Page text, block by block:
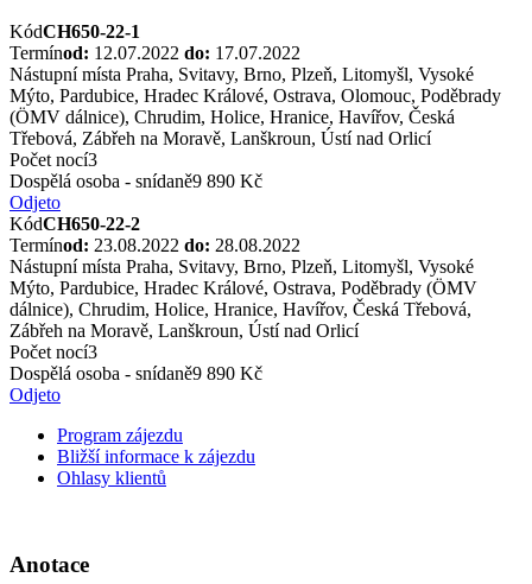
KódCH650-22-1
Termínod: 12.07.2022 do: 17.07.2022
Nástupní místa Praha, Svitavy, Brno, Plzeň, Litomyšl, Vysoké
Mýto, Pardubice, Hradec Králové, Ostrava, Olomouc, Poděbrady
(ÖMV dálnice), Chrudim, Holice, Hranice, Havířov, Česká
Třebová, Zábřeh na Moravě, Lanškroun, Ústí nad Orlicí
Počet nocí3
Dospělá osoba - snídaně9 890 Kč
Odjeto
KódCH650-22-2
Termínod: 23.08.2022 do: 28.08.2022
Nástupní místa Praha, Svitavy, Brno, Plzeň, Litomyšl, Vysoké
Mýto, Pardubice, Hradec Králové, Ostrava, Poděbrady (ÖMV
dálnice), Chrudim, Holice, Hranice, Havířov, Česká Třebová,
Zábřeh na Moravě, Lanškroun, Ústí nad Orlicí
Počet nocí3
Dospělá osoba - snídaně9 890 Kč
Odjeto
Program zájezdu
Bližší informace k zájezdu
Ohlasy klientů
Anotace